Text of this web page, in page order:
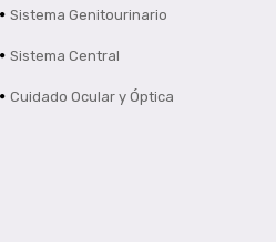
Sistema Genitourinario
Sistema Central
Cuidado Ocular y Óptica